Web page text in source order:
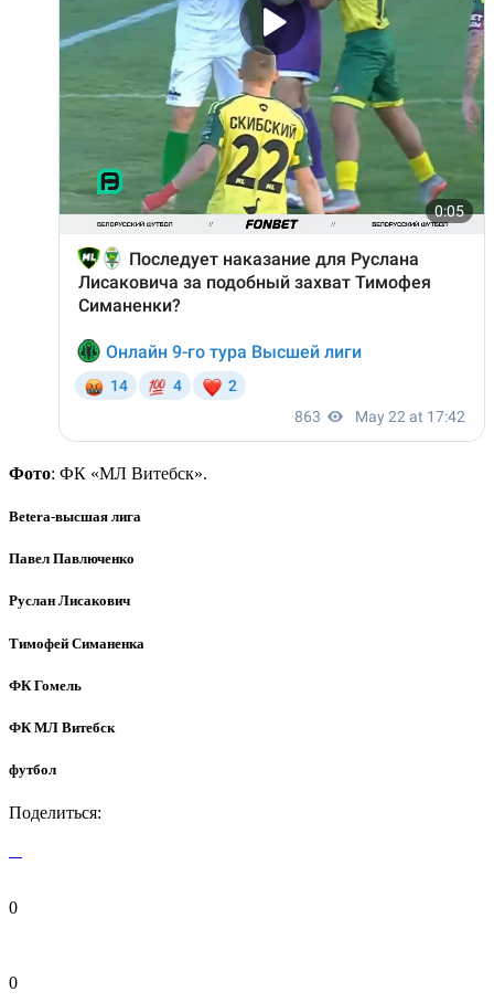
Фото: ФК «МЛ Витебск».
Betera-высшая лига
Павел Павлюченко
Руслан Лисакович
Тимофей Симаненка
ФК Гомель
ФК МЛ Витебск
футбол
Поделиться:
0
0